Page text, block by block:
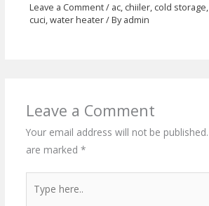
Leave a Comment/ ac, chiiler, cold storage,
cuci,water heater/ Byadmin
Leave a Comment
Your email address will not be published.
are marked *
here..